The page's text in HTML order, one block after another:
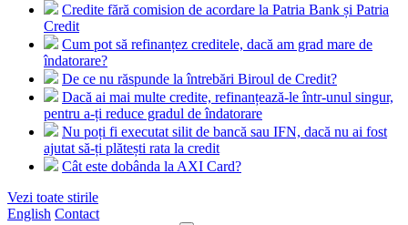
Credite fără comision de acordare la Patria Bank și Patria
Credit
Cum pot să refinanțez creditele, dacă am grad mare de
îndatorare?
De ce nu răspunde la întrebări Biroul de Credit?
Dacă ai mai multe credite, refinanțează-le într-unul singur,
pentru a-ți reduce gradul de îndatorare
Nu poți fi executat silit de bancă sau IFN, dacă nu ai fost
ajutat să-ți plătești rata la credit
Cât este dobânda la AXI Card?
Vezi toate stirile
English Contact